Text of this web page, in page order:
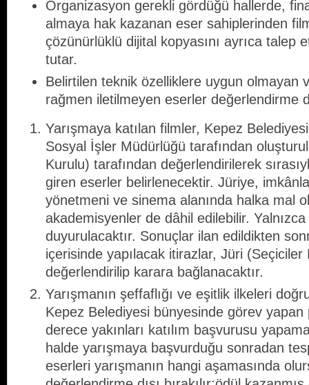
Organizasyon gerekli gördüğü hallerde,
almaya hak kazanan eser sahiplerinden
çözünürlüklü dijital kopyasını ayrıca talep
tutar.
Belirtilen teknik özelliklere uygun olmayan
rağmen iletilmeyen eserler değerlendirme
Yarışmaya katılan filmler, Kepez
Sosyal İşler Müdürlüğü tarafından
Kurulu) tarafından değerlendirilerek
giren eserler belirlenecektir. Jüriye,
yönetmeni ve sinema alanında halka mal
akademisyenler de dâhil edilebilir.
duyurulacaktır. Sonuçlar ilan edildikten
içerisinde yapılacak itirazlar, Jüri (Seçiciler
değerlendirilip karara bağlanacaktır.
Yarışmanın şeffaflığı ve eşitlik ilkeleri
Kepez Belediyesi bünyesinde görev
derece yakınları katılım başvurusu
halde yarışmaya başvurduğu sonradan
eserleri yarışmanın hangi aşamasında